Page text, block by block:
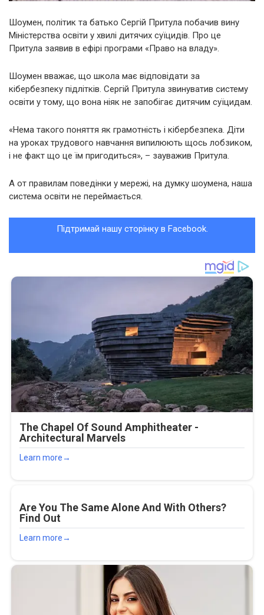
Шоумен, політик та батько Сергій Притула побачив вину
Міністерства освіти у хвилі дитячих суїцидів. Про це
Притула заявив в ефірі програми «Право на владу».
Шоумен вважає, що школа має відповідати за
кібербезпеку підлітків. Сергій Притула звинуватив систему
освіти у тому, що вона ніяк не запобігає дитячим суїцидам.
«Нема такого поняття як грамотність і кібербезпека. Діти
на уроках трудового навчання випилюють щось лобзиком,
і не факт що це їм пригодиться», – зауважив Притула.
А от правилам поведінки у мережі, на думку шоумена, наша
система освіти не переймається.
Підтримай нашу сторінку в Facebook.